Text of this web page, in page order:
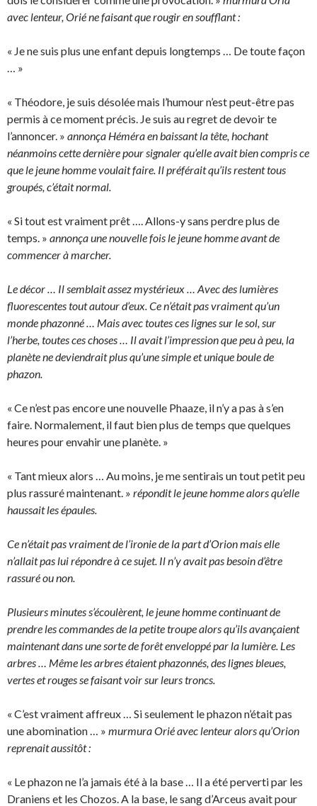
avec lenteur, Orié ne faisant que rougir en soufflant :
« Je ne suis plus une enfant depuis longtemps … De toute façon
… »
« Théodore, je suis désolée mais l’humour n’est peut-être pas
permis à ce moment précis. Je suis au regret de devoir te
l’annoncer. » annonça Héméra en baissant la tête, hochant
néanmoins cette dernière pour signaler qu’elle avait bien compris ce
que le jeune homme voulait faire. Il préférait qu’ils restent tous
groupés, c’était normal.
« Si tout est vraiment prêt …. Allons-y sans perdre plus de
temps. » annonça une nouvelle fois le jeune homme avant de
commencer à marcher.
Le décor … Il semblait assez mystérieux … Avec des lumières
fluorescentes tout autour d’eux. Ce n’était pas vraiment qu’un
monde phazonné … Mais avec toutes ces lignes sur le sol, sur
l’herbe, toutes ces choses … Il avait l’impression que peu à peu, la
planète ne deviendrait plus qu’une simple et unique boule de
phazon.
« Ce n’est pas encore une nouvelle Phaaze, il n’y a pas à s’en
faire. Normalement, il faut bien plus de temps que quelques
heures pour envahir une planète. »
« Tant mieux alors … Au moins, je me sentirais un tout petit peu
plus rassuré maintenant. » répondit le jeune homme alors qu’elle
haussait les épaules.
Ce n’était pas vraiment de l’ironie de la part d’Orion mais elle
n’allait pas lui répondre à ce sujet. Il n’y avait pas besoin d’être
rassuré ou non.
Plusieurs minutes s’écoulèrent, le jeune homme continuant de
prendre les commandes de la petite troupe alors qu’ils avançaient
maintenant dans une sorte de forêt enveloppé par la lumière. Les
arbres … Même les arbres étaient phazonnés, des lignes bleues,
vertes et rouges se faisant voir sur leurs troncs.
« C’est vraiment affreux … Si seulement le phazon n’était pas
une abomination … » murmura Orié avec lenteur alors qu’Orion
reprenait aussitôt :
« Le phazon ne l’a jamais été à la base … Il a été perverti par les
Draniens et les Chozos. A la base, le sang d’Arceus avait pour